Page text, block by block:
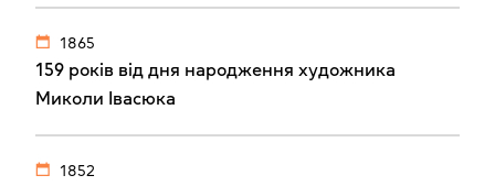
1865
159 років від дня народження художника
Миколи Івасюка
1852